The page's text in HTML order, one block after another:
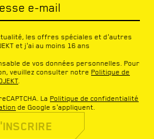
e-mail
les offres spéciales et d'autres
et j'ai au moins 16 ans
de vos données personnelles. Pour
veuillez consulter notre Politique de
La Politique de confidentialité
de Google s'appliquent.